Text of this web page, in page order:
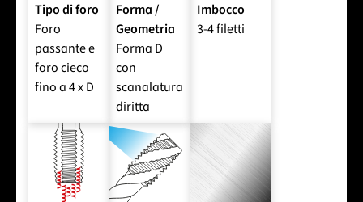
Tipo di foro
Foro
passante e
foro cieco
fino a 4 x D
Forma /
Geometria
Forma D
con
scanalatura
diritta
Imbocco
3-4 filetti